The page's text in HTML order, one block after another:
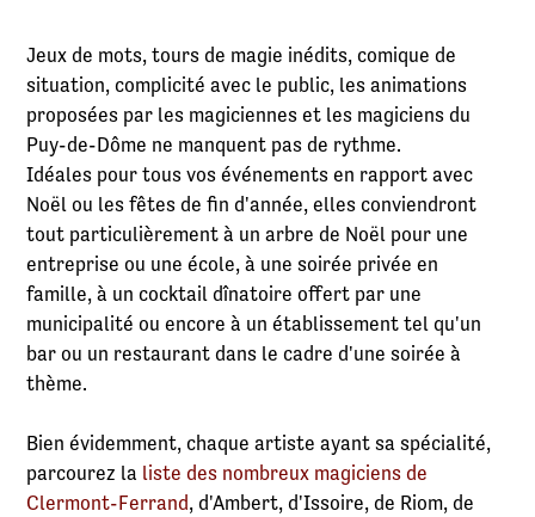
Jeux de mots, tours de magie inédits, comique de
situation, complicité avec le public, les animations
proposées par les magiciennes et les magiciens du
Puy-de-Dôme ne manquent pas de rythme.
Idéales pour tous vos événements en rapport avec
Noël ou les fêtes de fin d'année, elles conviendront
tout particulièrement à un arbre de Noël pour une
entreprise ou une école, à une soirée privée en
famille, à un cocktail dînatoire offert par une
municipalité ou encore à un établissement tel qu'un
bar ou un restaurant dans le cadre d'une soirée à
thème.
Bien évidemment, chaque artiste ayant sa spécialité,
parcourez la liste des nombreux magiciens de
Clermont-Ferrand, d'Ambert, d'Issoire, de Riom, de